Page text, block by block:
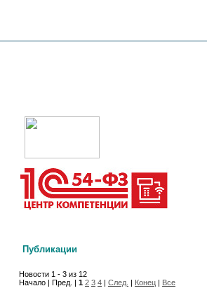
Публикации
Новости 1 - 3 из 12
Начало | Пред. | 1 2 3 4 | След. | Конец | Все